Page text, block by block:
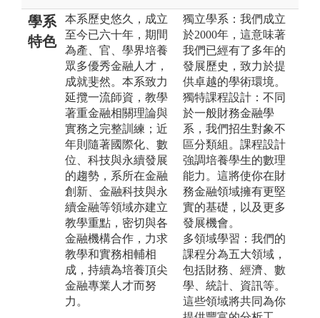
學系
特色
本系歷史悠久，成立
至今已六十年，期間
為產、官、學界培養
眾多優秀金融人才，
成就斐然。本系致力
延攬一流師資，教學
著重金融相關理論與
實務之完整訓練；近
年則隨著國際化、數
位、科技與永續發展
的趨勢，系所在金融
創新、金融科技與永
續金融等領域亦建立
教學重點，密切與各
金融機構合作，力求
教學和實務相輔相
成，持續為培養頂尖
金融專業人才而努
力。
獨立學系：我們成立
於2000年，這意味著
我們已經有了多年的
發展歷史，致力於提
供卓越的學術環境。
獨特課程設計：不同
於一般財務金融學
系，我們招生對象不
區分類組。課程設計
強調培養學生的數理
能力。這將使你在財
務金融領域擁有更堅
實的基礎，以及更多
發展機會。
多領域學習：我們的
課程分為五大領域，
包括財務、經濟、數
學、統計、資訊等。
這些領域將共同為你